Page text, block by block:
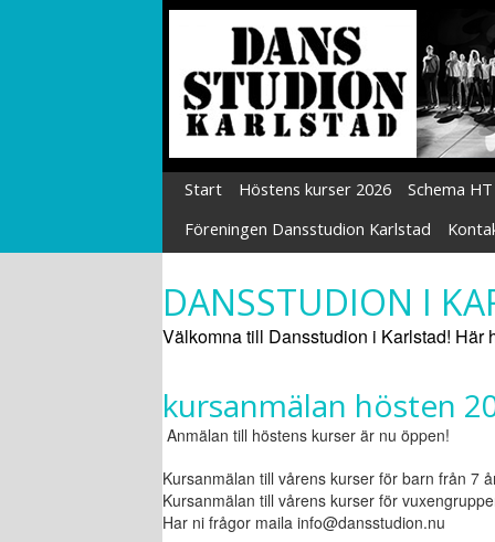
Start Höstens kurser 2026 Schema
Föreningen Dansstudion Karlstad
DANSSTUDION I
Välkomna till Dansstudion i Karlstad! Här
kursanmälan hösten
Anmälan till höstens kurser är nu öppen!
Kursanmälan till vårens kurser för barn från 7
Kursanmälan till vårens kurser för
Har ni frågor maila info@dansstudion.nu